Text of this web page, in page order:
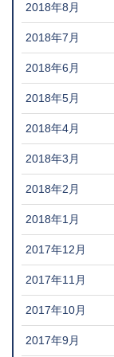
2018年8月
2018年7月
2018年6月
2018年5月
2018年4月
2018年3月
2018年2月
2018年1月
2017年12月
2017年11月
2017年10月
2017年9月